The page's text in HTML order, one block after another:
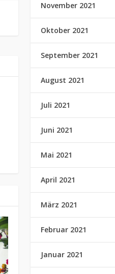
November 2021
Oktober 2021
September 2021
August 2021
Juli 2021
Juni 2021
Mai 2021
April 2021
März 2021
Februar 2021
Januar 2021